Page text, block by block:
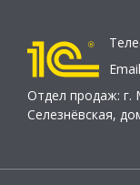
Отдел продаж: г.
Селезнёвская,